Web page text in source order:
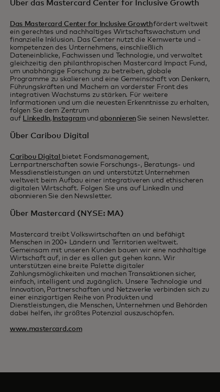
Über das Mastercard Center for Inclusive Growth
Das Mastercard Center for Inclusive Growthfördert weltweit
ein gerechtes und nachhaltiges Wirtschaftswachstum und
finanzielle Inklusion. Das Center nutzt die Kernwerte und -
kompetenzen des Unternehmens, einschließlich
Dateneinblicke, Fachwissen und Technologie, und verwaltet
gleichzeitig den philanthropischen Mastercard Impact Fund,
um unabhängige Forschung zu betreiben, globale
Programme zu skalieren und eine Gemeinschaft von Denkern,
Führungskräften und Machern an vorderster Front des
integrativen Wachstums zu stärken. Für weitere
Informationen und um die neuesten Erkenntnisse zu erhalten,
folgen Sie dem Zentrum
auf LinkedIn, Instagram undabonnierenSie seinen Newsletter.
Über Caribou Digital
Caribou Digital
bietet Fondsmanagement,
Lernpartnerschaften sowie Forschungs-, Beratungs- und
Messdienstleistungen an und unterstützt Unternehmen
weltweit beim Aufbau einer integrativeren und ethischeren
digitalen Wirtschaft. Folgen Sie uns auf LinkedIn und
abonnieren Sie den Newsletter.
Über Mastercard (NYSE: MA)
Mastercard treibt Volkswirtschaften an und befähigt
Menschen in 200+ Ländern und Territorien weltweit.
Gemeinsam mit unseren Kunden bauen wir eine nachhaltige
Wirtschaft auf, in der es allen gut gehen kann. Wir
unterstützen eine breite Palette digitaler
Zahlungsmöglichkeiten und machen Transaktionen sicher,
einfach, intelligent und zugänglich. Unsere Technologie und
Innovation, Partnerschaften und Netzwerke verbinden sich zu
einer einzigartigen Reihe von Produkten und
Dienstleistungen, die Menschen, Unternehmen und Behörden
dabei helfen, ihr größtes Potenzial auszuschöpfen.
www.mastercard.com